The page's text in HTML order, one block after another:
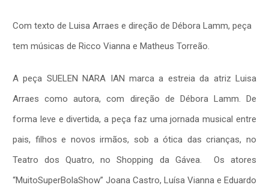
Com texto de Luisa Arraes e direção de Débora Lamm, peça
tem músicas de Ricco Vianna e Matheus Torreão.
A peça SUELEN NARA IAN marca a estreia da atriz Luisa
Arraes como autora, com direção de Débora Lamm. De
forma leve e divertida, a peça faz uma jornada musical entre
pais, filhos e novos irmãos, sob a ótica das crianças, no
Teatro dos Quatro, no Shopping da Gávea. Os atores
“MuitoSuperBolaShow” Joana Castro, Luísa Vianna e Eduardo